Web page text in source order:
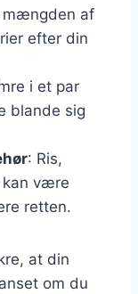
mængden af
efter din
i et par
blande sig
: Ris,
kan være
retten.
at din
om du